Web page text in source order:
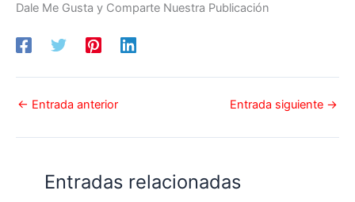
Dale Me Gusta y Comparte Nuestra Publicación
← Entrada anterior Entrada siguiente →
Entradas relacionadas